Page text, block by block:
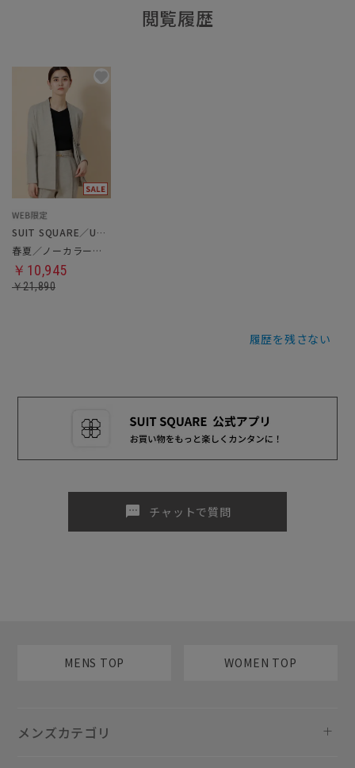
閲覧履歴
SUIT SQUARE／UNIVERSAL LANGUAGE／WHITE
春夏／ノーカラージャケット
￥10,945
￥21,890
履歴を残さない
sms チャットで質問
MENS TOP WOMEN TOP
メンズカテゴリ